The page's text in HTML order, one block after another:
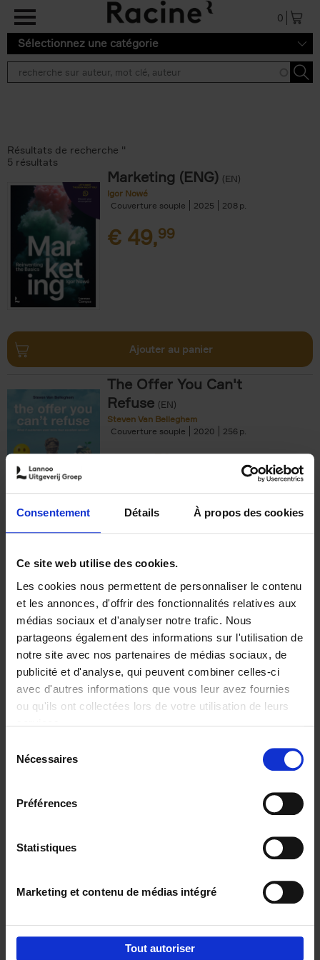
Consentement Détails À propos des cookies
Ce site web utilise des cookies.
Les cookies nous permettent de personnaliser le contenu
et les annonces, d'offrir des fonctionnalités relatives aux
médias sociaux et d'analyser notre trafic. Nous
partageons également des informations sur l'utilisation de
notre site avec nos partenaires de médias sociaux, de
publicité et d'analyse, qui peuvent combiner celles-ci
avec d'autres informations que vous leur avez fournies
ou qu'ils ont collectées lors de votre utilisation de leurs
Nécessaires
Préférences
Statistiques
Marketing et contenu de médias intégré
Tout autoriser
Aller au contenu principal
0
Sélectionnez une catégorie
Résultats de recherche ''
5 résultats
Marketing (ENG) (EN)
Igor Nowé
Couverture souple
2025 208
€ 49,99
Ajouter au panier
The Offer You Can't
Refuse (EN)
Steven Van Belleghem
Couverture souple
2020 256
€37,50
Building Bonds = Building
Business
Jochen Roef Jozefien De Feyter
Carolien Boom
Couverture souple
2025 200
€29,99
Digital marketing like a PRO -
completely revised edition (EN)